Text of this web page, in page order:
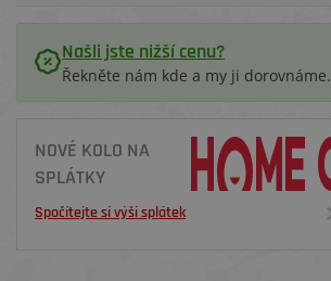
Našli jste nižší cenu?
Řekněte nám kde a my ji dorovnáme.
NOVÉ KOLO NA
SPLÁTKY
Spočítejte si výši splátek